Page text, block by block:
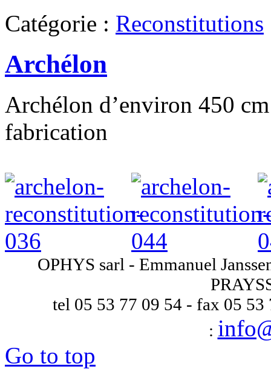
Catégorie : Reconstitutions
Archélon
Archélon d’environ 450
fabrication
OPHYS sarl - Emmanuel
tel 05 53 77 09 54 - fax 05
:
Go to top